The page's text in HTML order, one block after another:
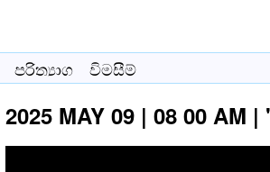
පරිත්‍යාග විමසීම්
2025 MAY 09 | 08 00